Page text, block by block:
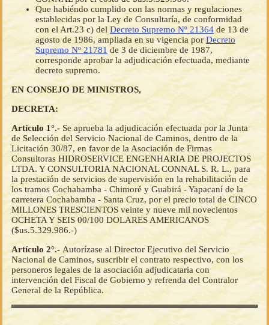
Que habiéndo cumplido con las normas y regulaciones
establecidas por la Ley de Consultaría, de conformidad
con el Art.23 c) del Decreto Supremo Nº 21364 de 13 de
agosto de 1986, ampliada en su vigencia porDecreto
Supremo Nº 21781 de 3 de diciembre de 1987,
corresponde aprobar la adjudicación efectuada, mediante
decreto supremo.
EN CONSEJO DE MINISTROS,
DECRETA:
Artículo 1°.- Se aprueba la adjudicación efectuada por la Junta
de Selección del Servicio Nacional de Caminos, dentro de la
Licitación 30/87, en favor de la Asociación de Firmas
Consultoras HIDROSERVICE ENGENHARIA DE PROJECTOS
LTDA. Y CONSULTORIA NACIONAL CONNAL S. R. L., para
la prestación de servicios de supervisión en la rehabilitación de
los tramos Cochabamba - Chimoré y Guabirá - Yapacaní de la
carretera Cochabamba - Santa Cruz, por el precio total de CINCO
MILLONES TRESCIENTOS veinte y nueve mil novecientos
OCHETA Y SEIS 00/100 DOLARES AMERICANOS
($us.5.329.986.-)
Artículo 2°.- Autorízase al Director Ejecutivo del Servicio
Nacional de Caminos, suscribir el contrato respectivo, con los
personeros legales de la asociación adjudicataria con
intervención del Fiscal de Gobierno y refrenda del Contralor
General de la República.